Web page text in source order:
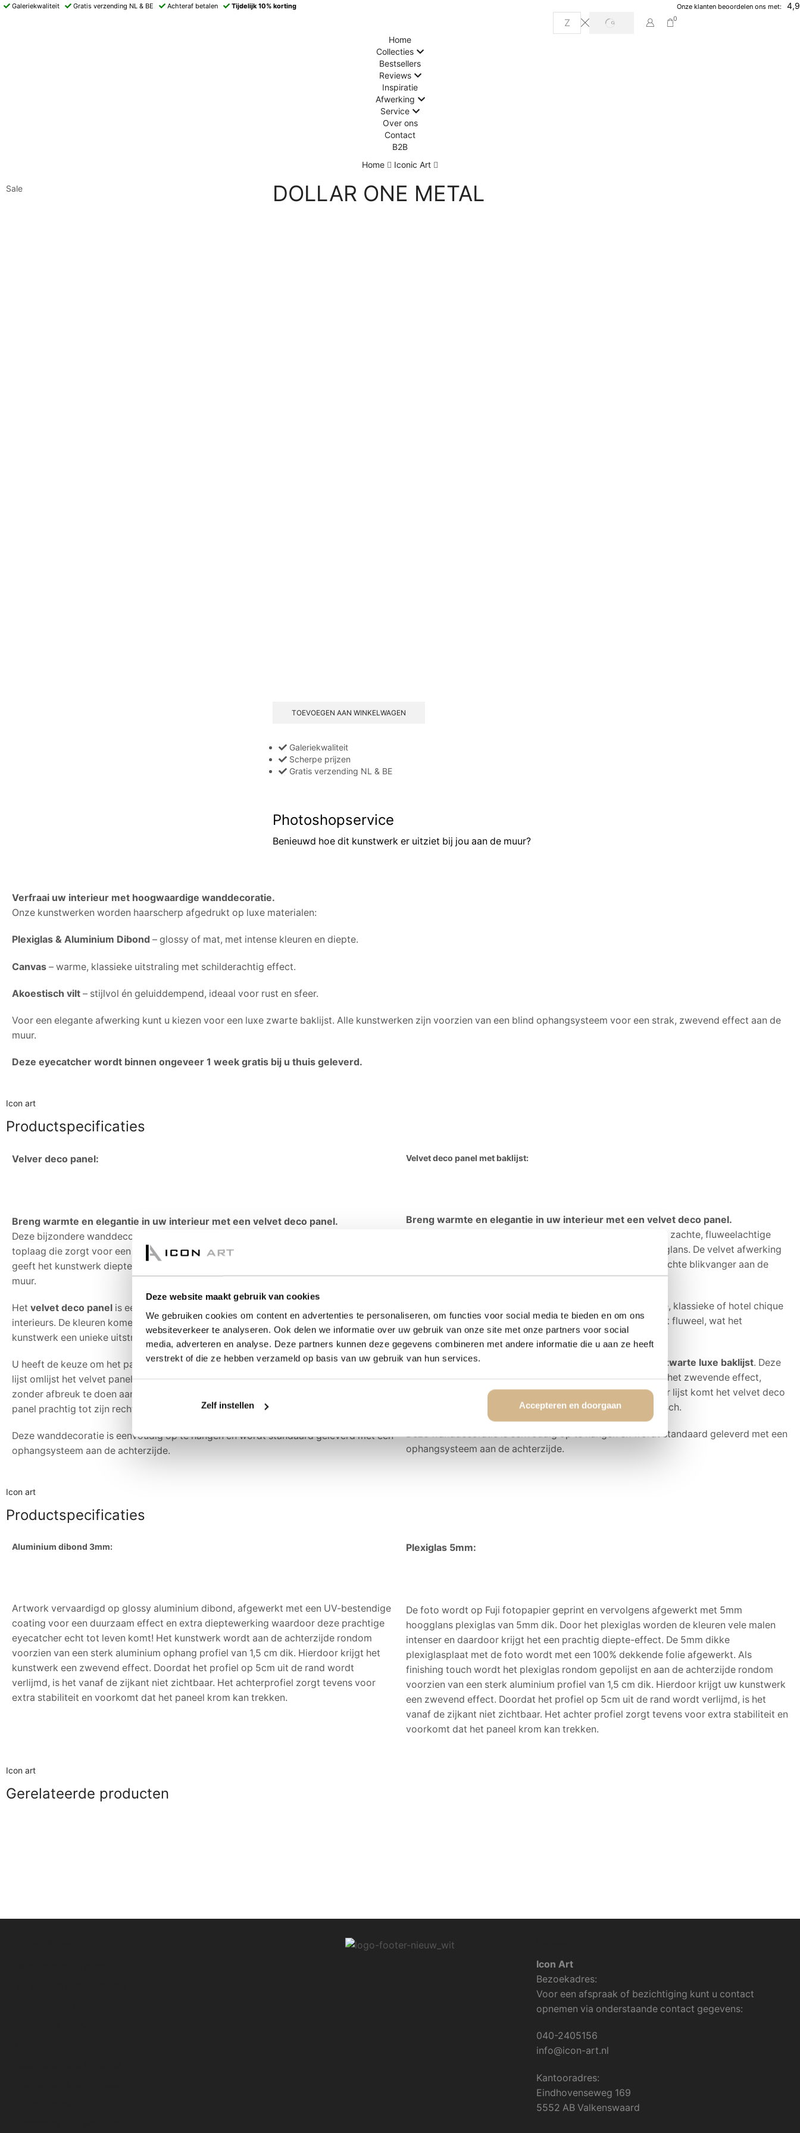
Deze website maakt gebruik van cookies
We gebruiken cookies om content en advertenties te personaliseren, om functies voor social media te bieden en om ons
websiteverkeer te analyseren. Ook delen we informatie over uw gebruik van onze site met onze partners voor social
media, adverteren en analyse. Deze partners kunnen deze gegevens combineren met andere informatie die u aan ze heeft
verstrekt of die ze hebben verzameld op basis van uw gebruik van hun services.
Zelf instellen Accepteren en doorgaan
Galeriekwaliteit Gratis verzending NL & BE Achteraf betalen Tijdelijk 10% korting Onze klanten beoordelen ons met: 4,9
0
Home
Collecties
Bestsellers
Reviews
Inspiratie
Afwerking
Service
Over ons
Contact
B2B
Home
Iconic Art
Sale DOLLAR ONE METAL
TOEVOEGEN AAN WINKELWAGEN
Galeriekwaliteit
Scherpe prijzen
Gratis verzending NL & BE
Photoshopservice
Benieuwd hoe dit kunstwerk er uitziet bij jou aan de muur?
Verfraai uw interieur met hoogwaardige wanddecoratie.
Onze kunstwerken worden haarscherp afgedrukt op luxe materialen:
Plexiglas & Aluminium Dibond – glossy of mat, met intense kleuren en diepte.
Canvas – warme, klassieke uitstraling met schilderachtig effect.
Akoestisch vilt – stijlvol én geluiddempend, ideaal voor rust en sfeer.
Voor een elegante afwerking kunt u kiezen voor een luxe zwarte baklijst. Alle kunstwerken zijn voorzien van een blind ophangsysteem voor een strak, zwevend effect aan de
muur.
Deze eyecatcher wordt binnen ongeveer 1 week gratis bij u thuis geleverd.
Icon art
Productspecificaties
Velver deco panel:
Breng warmte en elegantie in uw interieur met een velvet deco panel.
Deze bijzondere wanddecoratie onderscheidt zich door de zachte, fluweelachtige
toplaag die zorgt voor een luxe uitstraling en een subtiele glans. De velvet afwerking
geeft het kunstwerk diepte en karakter, en maakt het een echte blikvanger aan de
muur.
Het velvet deco panel is een stijlvolle keuze voor moderne, klassieke of hotel chique
interieurs. De kleuren komen extra intens en rijk over op het fluweel, wat het
kunstwerk een unieke uitstraling geeft.
U heeft de keuze om het paneel te laten voorzien van eenzwarte luxe baklijst . Deze
lijst omlijst het velvet panel op verfijnde wijze en versterkt het zwevende effect,
zonder afbreuk te doen aan het kunstwerk zelf. Ook zonder lijst komt het velvet deco
panel prachtig tot zijn recht – strak, modern en minimalistisch.
Deze wanddecoratie is eenvoudig op te hangen en wordt standaard geleverd met een
ophangsysteem aan de achterzijde.
Velvet deco panel met baklijst:
Breng warmte en elegantie in uw interieur met een velvet deco panel.
Deze bijzondere wanddecoratie onderscheidt zich door de zachte, fluweelachtige
toplaag die zorgt voor een luxe uitstraling en een subtiele glans. De velvet afwerking
geeft het kunstwerk diepte en karakter, en maakt het een echte blikvanger aan de
muur.
is een stijlvolle keuze voor moderne, klassieke of hotel chique
interieurs. De kleuren komen extra intens en rijk over op het fluweel, wat het
kunstwerk een unieke uitstraling geeft.
U heeft de keuze om het paneel te laten voorzien van een zwarte luxe baklijst. Deze
lijst omlijst het velvet panel op verfijnde wijze en versterkt het zwevende effect,
zonder afbreuk te doen aan het kunstwerk zelf. Ook zonder lijst komt het velvet deco
panel prachtig tot zijn recht – strak, modern en minimalistisch.
Deze wanddecoratie is eenvoudig op te hangen en wordt standaard geleverd met een
ophangsysteem aan de achterzijde.
Icon art
Productspecificaties
Aluminium dibond 3mm:
Artwork vervaardigd op glossy aluminium dibond, afgewerkt met een UV-bestendige
coating voor een duurzaam effect en extra dieptewerking waardoor deze prachtige
eyecatcher echt tot leven komt! Het kunstwerk wordt aan de achterzijde rondom
voorzien van een sterk aluminium ophang profiel van 1,5 cm dik. Hierdoor krijgt het
kunstwerk een zwevend effect. Doordat het profiel op 5cm uit de rand wordt
verlijmd, is het vanaf de zijkant niet zichtbaar. Het achterprofiel zorgt tevens voor
extra stabiliteit en voorkomt dat het paneel krom kan trekken.
Plexiglas 5mm:
De foto wordt op Fuji fotopapier geprint en vervolgens afgewerkt met 5mm
hoogglans plexiglas van 5mm dik. Door het plexiglas worden de kleuren vele malen
intenser en daardoor krijgt het een prachtig diepte-effect. De 5mm dikke
plexiglasplaat met de foto wordt met een 100% dekkende folie afgewerkt. Als
finishing touch wordt het plexiglas rondom gepolijst en aan de achterzijde rondom
voorzien van een sterk aluminium profiel van 1,5 cm dik. Hierdoor krijgt uw kunstwerk
een zwevend effect. Doordat het profiel op 5cm uit de rand wordt verlijmd, is het
vanaf de zijkant niet zichtbaar. Het achter profiel zorgt tevens voor extra stabiliteit en
voorkomt dat het paneel krom kan trekken.
Icon art
Gerelateerde producten
Icon Art
Bezoekadres:
Voor een afspraak of bezichtiging kunt u contact
opnemen via onderstaande contact gegevens:
040-2405156
info@icon-art.nl
Kantooradres:
Eindhovenseweg 169
5552 AB Valkenswaard